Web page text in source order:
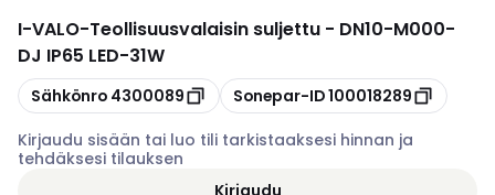
I-VALO-Teollisuusvalaisin suljettu - DN10-M000-
DJ IP65 LED-31W
Kopioi
Sähkönro 4300089 Kopioi
Sonepar-ID100018289
Kirjaudu sisään tai luo tili tarkistaaksesi hinnan ja
tehdäksesi tilauksen
Kirjaudu